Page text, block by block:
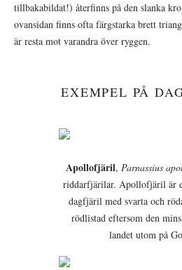
tillbakabildat!) återfinns på den slanka
ovansidan finns ofta färgstarka brett
är resta mot varandra över ryggen.
EXEMPEL PÅ
Apollofjäril, Parnassius
riddarfjärilar. Apollofjäril är
dagfjäril med svarta och
rödlistad eftersom den
landet utom på